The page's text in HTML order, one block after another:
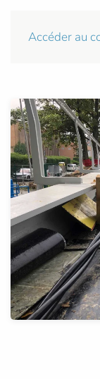
Accéder au